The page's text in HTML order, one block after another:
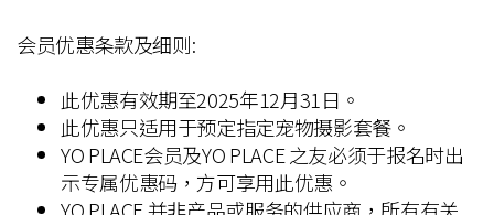
会员优惠条款及细则:
此优惠有效期至2025年12月31日。
此优惠只适用于预定指定宠物摄影套餐。
YO PLACE会员及YO PLACE 之友必须于报名时出
示专属优惠码，方可享用此优惠。
YO PLACE 并非产品或服务的供应商，所有有关